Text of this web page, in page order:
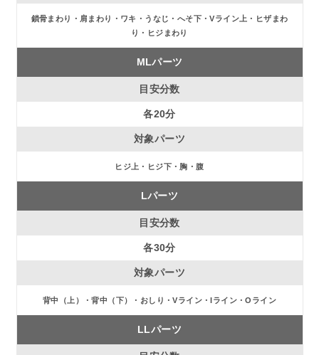
鎖骨まわり・肩まわり・ワキ・うなじ・へそ下・Vライン上・ヒザまわ
り・ヒジまわり
MLパーツ
各20分
ヒジ上・ヒジ下・胸・腹
Lパーツ
各30分
背中（上）・背中（下）・おしり・Vライン・Iライン・Oライン
LLパーツ